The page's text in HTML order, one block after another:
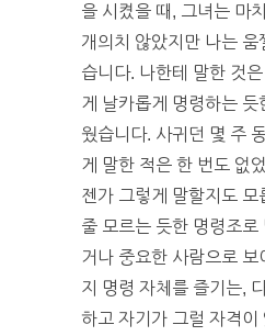
을 시켰을 때, 그녀는 마
개의치 않았지만 나는 움
습니다. 나한테 말한 것
게 날카롭게 명령하는 듯
웠습니다. 사귀던 몇 주
게 말한 적은 한 번도 없
젠가 그렇게 말할지도
줄 모르는 듯한 명령조로
거나 중요한 사람으로
지 명령 자체를 즐기는,
하고 자기가 그럴 자격이